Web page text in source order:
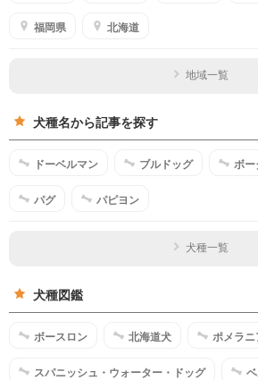
福岡県 北海道
地域一覧
犬種名から記事を探す
ドーベルマン ブルドッグ ボ
パグ パピヨン
犬種一覧
犬種図鑑
ボースロン 北海道犬 ポメラ
スパニッシュ・ウォーター・ドッグ